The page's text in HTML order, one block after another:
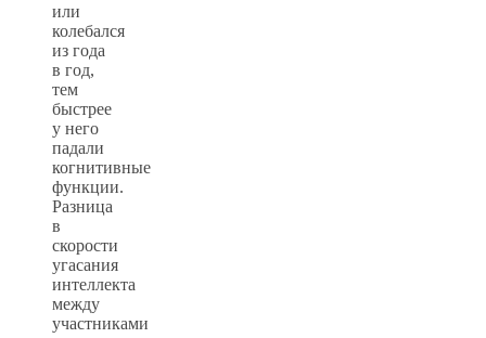
или
колебался
из года
в год,
тем
быстрее
у него
падали
когнитивные
функции.
Разница
в
скорости
угасания
интеллекта
между
участниками